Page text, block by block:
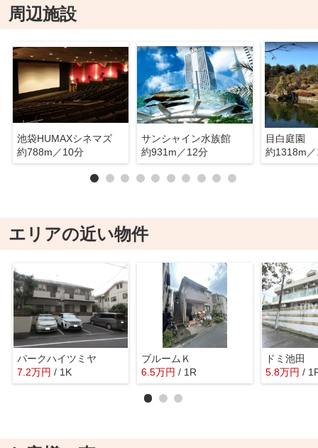
周辺施設
池袋HUMAXシネマズ
約788m／10分
サンシャイン水族館
約931m／12分
目白庭園
約1318m
エリアの近い物件
パークハイツミヤ
7.2万円 / 1K
ブルームＫ
6.5万円 / 1R
ドミ池田
5.8万円 /